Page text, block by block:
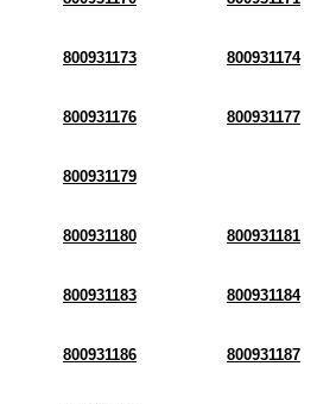
800931173 800931174
800931176 800931177
800931179
800931180 800931181
800931183 800931184
800931186 800931187